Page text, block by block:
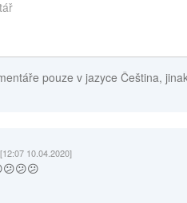
pouze v jazyce Čeština,
[12:07 10.04.2020]